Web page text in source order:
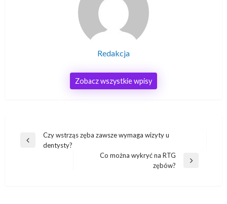
Redakcja
Zobacz wszystkie wpisy
Nawigacja
wpisu
Poprzedni
Czy wstrząs zęba zawsze wymaga wizyty u
dentysty?
Co można wykryć na RTG
zębów?